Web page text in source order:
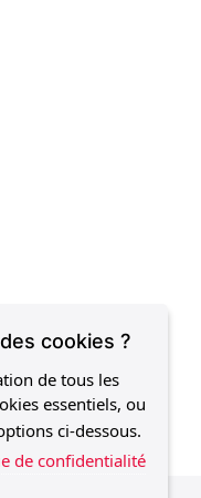
cookies ?
de tous les
essentiels, ou
ci-dessous.
de confidentialité